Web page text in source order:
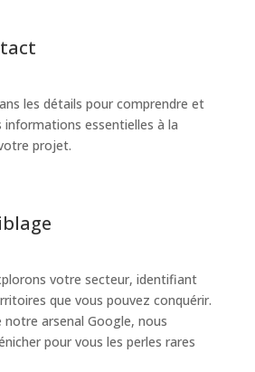
les détails pour comprendre et
essentielles à la
projet.
votre secteur, identifiant
que vous pouvez conquérir.
notre arsenal Google, nous
pour vous les perles rares